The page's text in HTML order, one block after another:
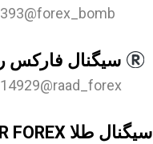
393@forex_bomb
14929@raad_forex
MR FOREX سیگنال طلا